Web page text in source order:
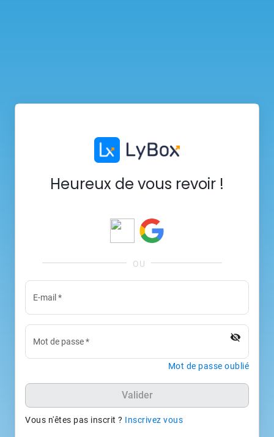
Heureux de vous revoir !
E-mail *
Mot de passe* visibility_off
Mot de passe oublié
Valider
Vous n'êtes pas inscrit ? Inscrivez vous